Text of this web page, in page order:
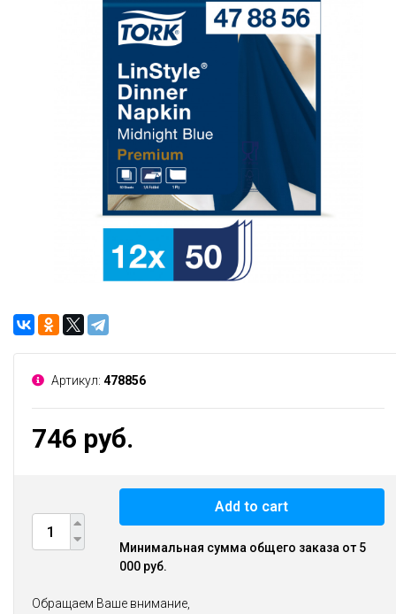
Артикул: 478856
746 руб.
Add to cart
Минимальная сумма общего заказа от 5
000 руб.
Обращаем Ваше внимание,